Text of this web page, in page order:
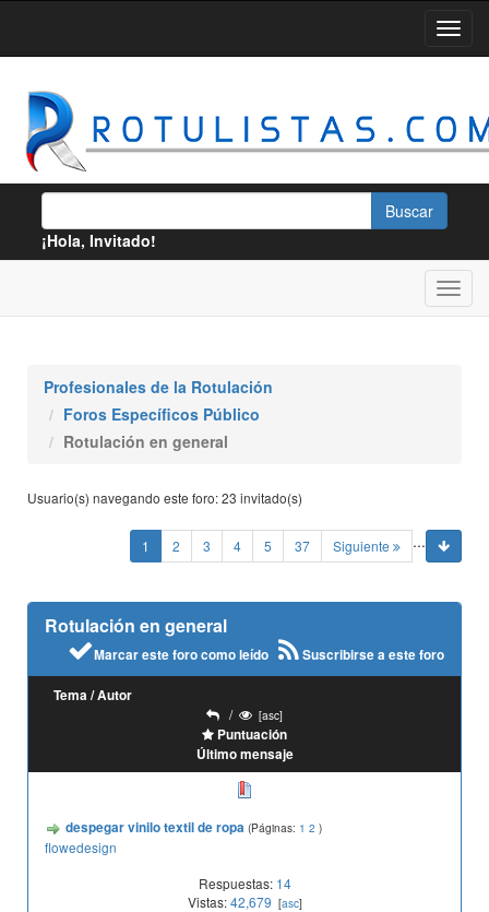
¡Hola, Invitado!
Profesionales de la Rotulación
Foros Específicos Público
Rotulación en general
Usuario(s) navegando este foro: 23 invitado(s)
1 (current)
2 3 4 5 ...
37 Siguiente
Rotulación en general
Marcar este foro como leído Suscribirse a este foro
Tema /Autor
/
[asc]
Puntuación
Último mensaje
despegar vinilo textil de ropa (Páginas: 1 2 )
flowedesign
Respuestas: 14
Vistas:42,679 [asc]